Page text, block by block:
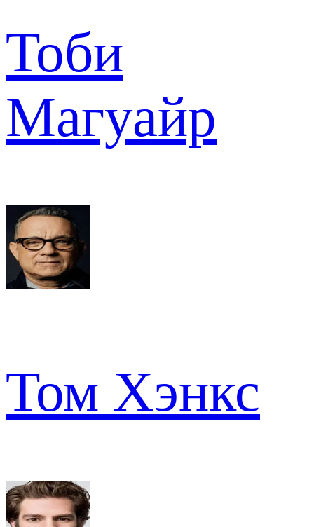
Тоби
Магуайр
Том Хэнкс